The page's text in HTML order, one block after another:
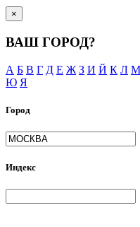
×
ВАШ ГОРОД?
А Б В Г Д Е Ж З И Й К Л М
Ю Я
Город
Индекс